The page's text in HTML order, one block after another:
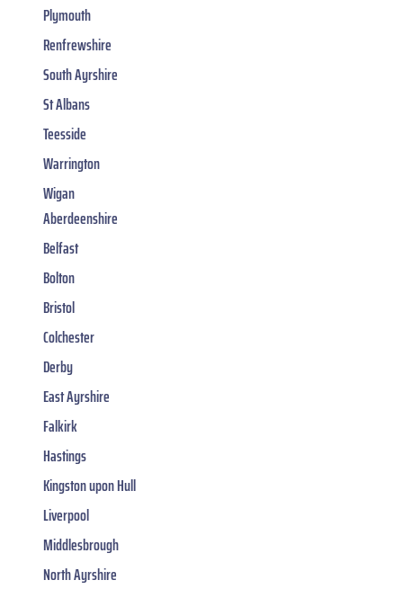
Plymouth
Renfrewshire
South Ayrshire
St Albans
Teesside
Warrington
Wigan
Aberdeenshire
Belfast
Bolton
Bristol
Colchester
Derby
East Ayrshire
Falkirk
Hastings
Kingston upon Hull
Liverpool
Middlesbrough
North Ayrshire